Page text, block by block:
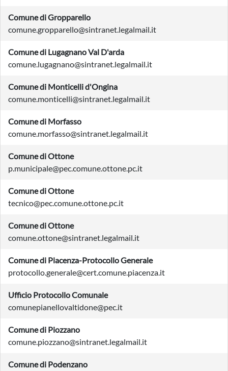
Comune di Gropparello
comune.gropparello@sintranet.legalmail.it
Comune di Lugagnano Val D'arda
comune.lugagnano@sintranet.legalmail.it
Comune di Monticelli d'Ongina
comune.monticelli@sintranet.legalmail.it
Comune di Morfasso
comune.morfasso@sintranet.legalmail.it
Comune di Ottone
p.municipale@pec.comune.ottone.pc.it
Comune di Ottone
tecnico@pec.comune.ottone.pc.it
Comune di Ottone
comune.ottone@sintranet.legalmail.it
Comune di Piacenza-Protocollo Generale
protocollo.generale@cert.comune.piacenza.it
Ufficio Protocollo Comunale
comunepianellovaltidone@pec.it
Comune di Piozzano
comune.piozzano@sintranet.legalmail.it
Comune di Podenzano